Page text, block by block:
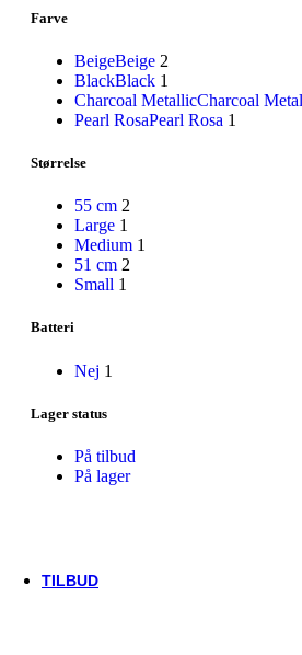
Finish Line
Fuji
Gazelle
Genesis
Knog
MBK
Merida
Ortlieb
Pelago
PRO
Remington
Selle Royal
SKS
SP Connect™
Tenways
TILBUD
Farve
BeigeBeige 2
BlackBlack 1
Charcoal MetallicCharcoal
Pearl RosaPearl Rosa 1
Størrelse
55 cm 2
Large 1
Medium 1
51 cm 2
Small 1
Batteri
Nej 1
Lager status
På tilbud
På lager